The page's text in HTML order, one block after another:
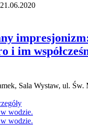
i im
Sala Wystaw, ul. Św.